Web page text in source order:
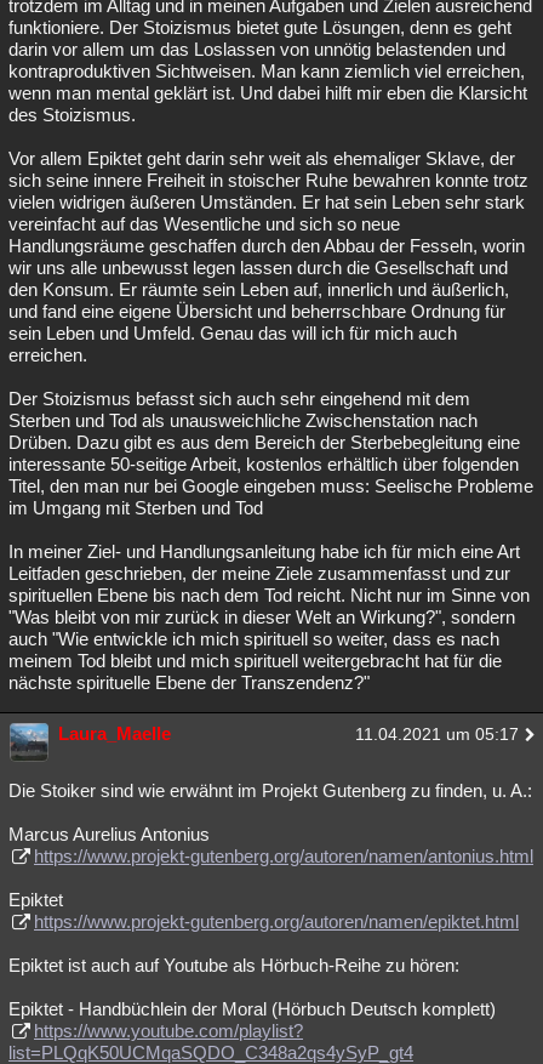
trotzdem im Alltag und in meinen Aufgaben und Zielen ausreichend
funktioniere. Der Stoizismus bietet gute Lösungen, denn es geht
darin vor allem um das Loslassen von unnötig belastenden und
kontraproduktiven Sichtweisen. Man kann ziemlich viel erreichen,
wenn man mental geklärt ist. Und dabei hilft mir eben die Klarsicht
des Stoizismus.
Vor allem Epiktet geht darin sehr weit als ehemaliger Sklave, der
sich seine innere Freiheit in stoischer Ruhe bewahren konnte trotz
vielen widrigen äußeren Umständen. Er hat sein Leben sehr stark
vereinfacht auf das Wesentliche und sich so neue
Handlungsräume geschaffen durch den Abbau der Fesseln, worin
wir uns alle unbewusst legen lassen durch die Gesellschaft und
den Konsum. Er räumte sein Leben auf, innerlich und äußerlich,
und fand eine eigene Übersicht und beherrschbare Ordnung für
sein Leben und Umfeld. Genau das will ich für mich auch
erreichen.
Der Stoizismus befasst sich auch sehr eingehend mit dem
Sterben und Tod als unausweichliche Zwischenstation nach
Drüben. Dazu gibt es aus dem Bereich der Sterbebegleitung eine
interessante 50-seitige Arbeit, kostenlos erhältlich über folgenden
Titel, den man nur bei Google eingeben muss: Seelische Probleme
im Umgang mit Sterben und Tod
In meiner Ziel- und Handlungsanleitung habe ich für mich eine Art
Leitfaden geschrieben, der meine Ziele zusammenfasst und zur
spirituellen Ebene bis nach dem Tod reicht. Nicht nur im Sinne von
"Was bleibt von mir zurück in dieser Welt an Wirkung?", sondern
auch "Wie entwickle ich mich spirituell so weiter, dass es nach
meinem Tod bleibt und mich spirituell weitergebracht hat für die
nächste spirituelle Ebene der Transzendenz?"
Laura_Maelle 11.04.2021 um 05:17
Die Stoiker sind wie erwähnt im Projekt Gutenberg zu finden, u. A.:
Marcus Aurelius Antonius
https://www.projekt-gutenberg.org/autoren/namen/antonius.html
Epiktet
https://www.projekt-gutenberg.org/autoren/namen/epiktet.html
Epiktet ist auch auf Youtube als Hörbuch-Reihe zu hören:
Epiktet - Handbüchlein der Moral (Hörbuch Deutsch komplett)
https://www.youtube.com/playlist?
list=PLQqK50UCMqaSQDO_C348a2qs4ySyP_gt4